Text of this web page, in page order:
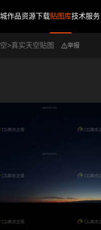
作品资源下载贴图库技术服务
>真实天空贴图 举报